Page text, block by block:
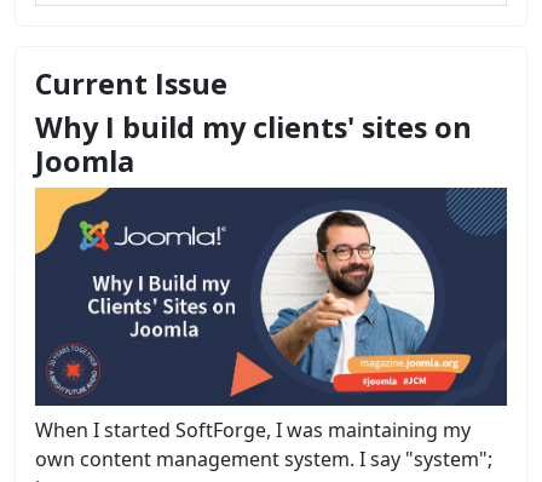
Current Issue
Why I build my clients' sites on
Joomla
When I started SoftForge, I was maintaining my
own content management system. I say "system";